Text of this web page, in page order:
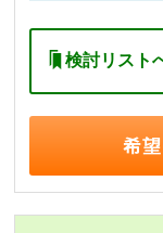
検討リスト
希